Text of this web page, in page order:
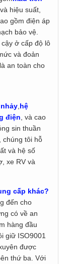
hiệu suất,
gồm điện áp
bảo vệ.
ở cấp độ lô
và đoản
là an toàn cho
hệ
điện , và cao
sin thuần
, chúng tôi hỗ
và hệ số
xe RV và
cấp khác?
đến cho
có về an
hàng đầu
giữ ISO9001
được
thứ ba. Với